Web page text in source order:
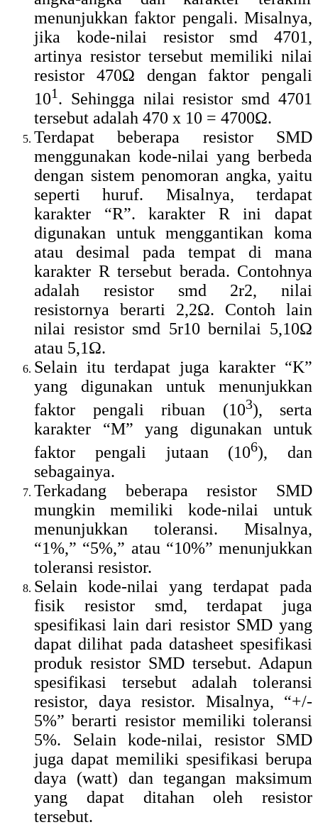
menunjukkan faktor pengali. Misalnya,
jika kode-nilai resistor smd 4701,
artinya resistor tersebut memiliki nilai
resistor 470Ω dengan faktor pengali
101. Sehingga nilai resistor smd 4701
tersebut adalah 470 x 10 = 4700Ω.
Terdapat beberapa resistor SMD
menggunakan kode-nilai yang berbeda
dengan sistem penomoran angka, yaitu
seperti huruf. Misalnya, terdapat
karakter “R”. karakter R ini dapat
digunakan untuk menggantikan koma
atau desimal pada tempat di mana
karakter R tersebut berada. Contohnya
adalah resistor smd 2r2, nilai
resistornya berarti 2,2Ω. Contoh lain
nilai resistor smd 5r10 bernilai 5,10Ω
atau 5,1Ω.
Selain itu terdapat juga karakter “K”
yang digunakan untuk menunjukkan
faktor pengali ribuan (103), serta
karakter “M” yang digunakan untuk
faktor pengali jutaan (106), dan
sebagainya.
Terkadang beberapa resistor SMD
mungkin memiliki kode-nilai untuk
menunjukkan toleransi. Misalnya,
“1%,” “5%,” atau “10%” menunjukkan
toleransi resistor.
Selain kode-nilai yang terdapat pada
fisik resistor smd, terdapat juga
spesifikasi lain dari resistor SMD yang
dapat dilihat pada datasheet spesifikasi
produk resistor SMD tersebut. Adapun
spesifikasi tersebut adalah toleransi
resistor, daya resistor. Misalnya, “+/-
5%” berarti resistor memiliki toleransi
5%. Selain kode-nilai, resistor SMD
juga dapat memiliki spesifikasi berupa
daya (watt) dan tegangan maksimum
yang dapat ditahan oleh resistor
tersebut.